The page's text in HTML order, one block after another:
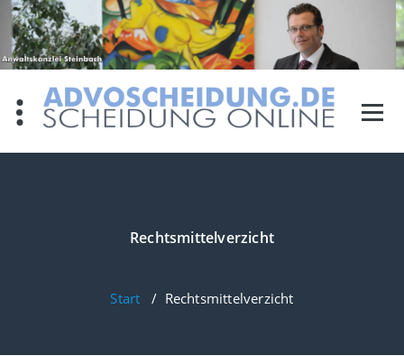
Zum
Inhalt
springen
Rechtsmittelverzicht
Start / Rechtsmittelverzicht